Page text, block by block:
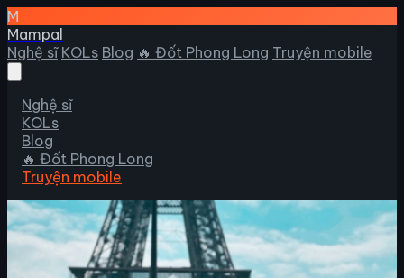
M
Mampal
Nghệ sĩ KOLs Blog 🔥 Đốt Phong Long Truyện mobile
Nghệ sĩ
KOLs
Blog
🔥 Đốt Phong Long
Truyện mobile